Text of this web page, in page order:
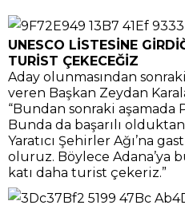
UNESCO LİSTESİNE
TURİST ÇEKECEĞİZ
Aday olunmasından
veren Başkan Zeydan
“Bundan sonraki aşamada
Bunda da başarılı
Yaratıcı Şehirler Ağı’na
oluruz. Böylece Adana’ya
katı daha turist çekeriz.”